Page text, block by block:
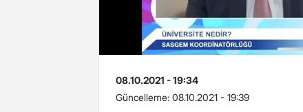
08.10.2021 - 19:34
Güncelleme: 08.10.2021 - 19:39